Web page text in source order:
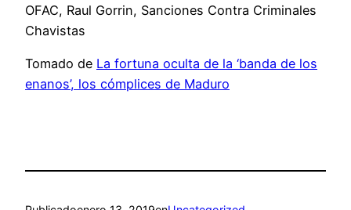
OFAC, Raul Gorrin, Sanciones Contra Criminales
Chavistas
Tomado de La fortuna oculta de la ‘banda de los
enanos’, los cómplices de Maduro